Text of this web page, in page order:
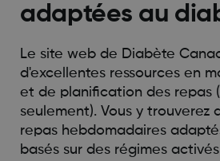
adaptées au
Le site web de Diabète
d'excellentes ressources en
et de planification des repas
seulement). Vous y trouverez
repas hebdomadaires
basés sur des régimes